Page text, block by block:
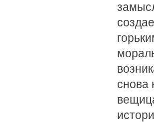
снова